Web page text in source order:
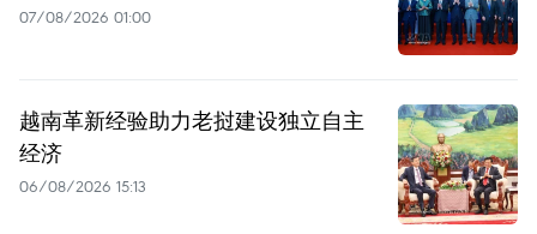
07/08/2026 01:00
越南革新经验助力老挝建设独立自主
经济
06/08/2026 15:13